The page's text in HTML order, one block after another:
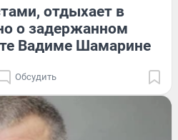
отдыхает в
о задержанном
Вадиме Шамарине
Обсудить